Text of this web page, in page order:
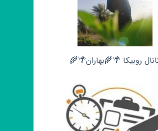
روبیکا 🌴🌾بهاران🌴🌾